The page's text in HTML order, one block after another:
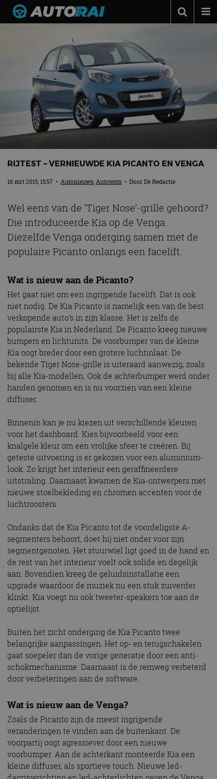
Autotests
Automerken
Adverteren
Contact
RIJTEST – VERNIEUWDE KIA PICANTO EN VENGA
16 mrt 2015, 15:57 • Autonieuws,Autotests • DoorDe Redactie
Wel eens van de ‘Tiger Nose’-grille gehoord?
Die introduceerde Kia op de Venga.
Diezelfde Venga onderging samen met de
populaire Picanto onlangs een facelift.
Wat is nieuw aan de Picanto?
Het gaat niet om een ingrijpende facelift. Dat is ook
niet nodig. De Kia Picanto is namelijk een van de best
verkopende auto’s in zijn klasse. Het is zelfs de
populairste Kia in Nederland. De Picanto kreeg nieuwe
bumpers en lichtunits. De voorbumper van de kleine
Kia oogt breder door een grotere luchtinlaat. De
bekende Tiger Nose-grille is uiteraard aanwezig, zoals
bij alle Kia-modellen. Ook de achterbumper werd onder
handen genomen en is nu voorzien van een kleine
diffuser.
Binnenin kan je nu kiezen uit verschillende kleuren
voor het dashboard. Kies bijvoorbeeld voor een
knalgele kleur om een vrolijke sfeer te creëren. Bij
geteste uitvoering is er gekozen voor een aluminium-
look. Zo krijgt het interieur een geraffineerdere
uitstraling. Daarnaast kwamen de Kia-ontwerpers met
nieuwe stoelbekleding en chromen accenten voor de
luchtroosters.
Ondanks dat de Kia Picanto tot de voordeligste A-
segmenters behoort, doet hij niet onder voor zijn
segmentgenoten. Het stuurwiel ligt goed in de hand en
de rest van het interieur voelt ook solide en degelijk
aan. Bovendien kreeg de geluidsinstallatie een
upgrade waardoor de muziek nu een stuk zuiverder
klinkt. Kia voegt nu ook tweeter-speakers toe aan de
optielijst.
Buiten het zicht onderging de Kia Picanto twee
belangrijke aanpassingen. Het op- en terugschakelen
gaat soepeler dan de vorige generatie door een anti-
schokmechanisme. Daarnaast is de remweg verbeterd
door verbeteringen aan de software.
Wat is nieuw aan de Venga?
Zoals de Picanto zijn de meest ingrijpende
veranderingen te vinden aan de buitenkant. De
voorpartij oogt agressiever door een nieuwe
voorbumper. Aan de achterkant monteerde Kia een
kleine diffuser, als sportieve touch. Nieuwe led-